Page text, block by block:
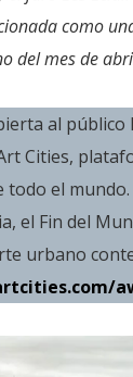
como
del mes de
al público
Cities,
todo el mundo.
el Fin del
urbano